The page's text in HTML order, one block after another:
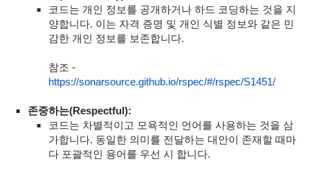
코드는 개인 정보를 공개하거나 하드 코딩하는 것을 지
양합니다. 이는 자격 증명 및 개인 식별 정보와 같은 민
감한 개인 정보를 보존합니다.
참조 -
https://sonarsource.github.io/rspec/#/rspec/S1451/
존중하는(Respectful):
코드는 차별적이고 모욕적인 언어를 사용하는 것을 삼
가합니다. 동일한 의미를 전달하는 대안이 존재할 때마
다 포괄적인 용어를 우선 시 합니다.